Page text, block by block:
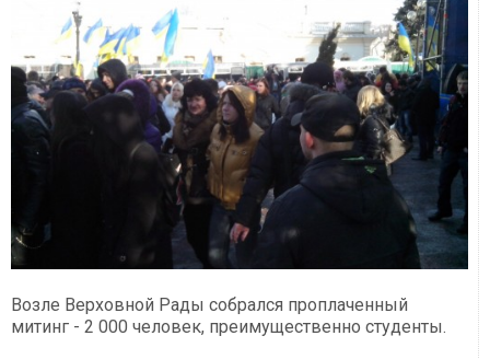
Возле Верховной Рады собрался проплаченный
митинг - 2 000 человек, преимущественно студенты.